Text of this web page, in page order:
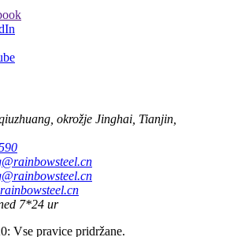
okrožje Jinghai, Tianjin,
7*24 ur
Vse pravice pridržane.